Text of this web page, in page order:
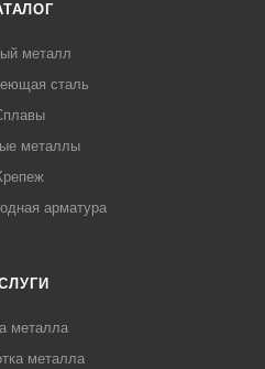
металл
сталь
металлы
арматура
металла
металла